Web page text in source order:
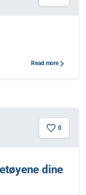
Read more
0
dine